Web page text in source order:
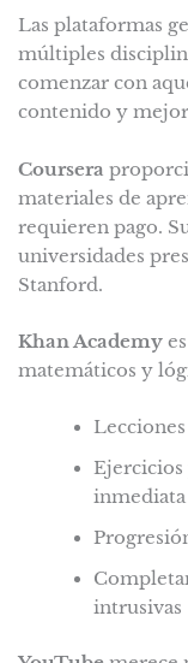
Las plataformas
múltiples
comenzar con
contenido y
Coursera
materiales de
requieren pago.
universidades
Stanford.
Khan Academy
matemáticos y
inmediata
intrusivas